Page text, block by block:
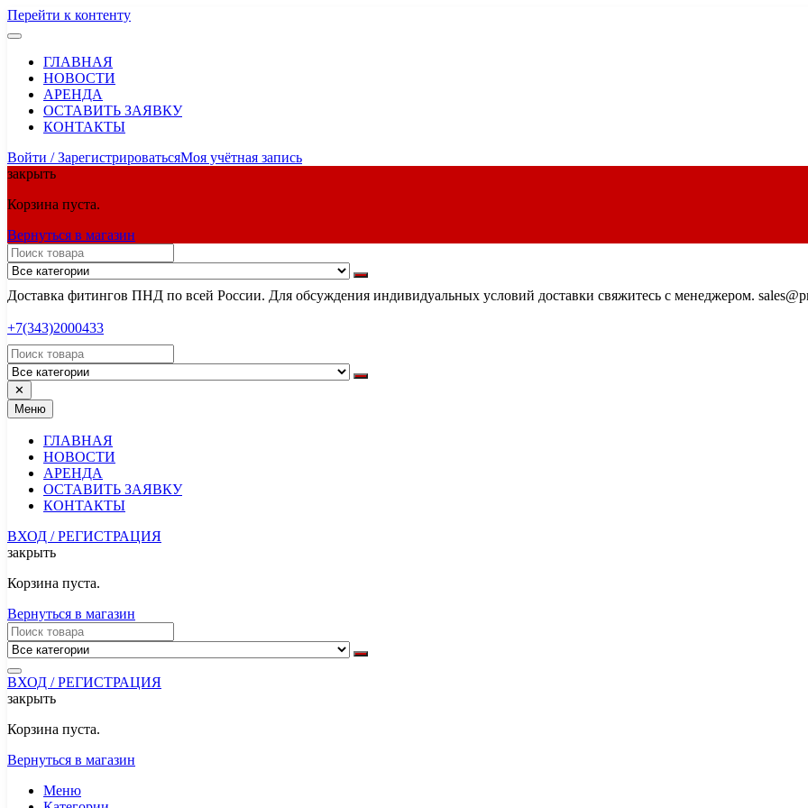
Перейти к контенту
ГЛАВНАЯ
НОВОСТИ
АРЕНДА
ОСТАВИТЬ ЗАЯВКУ
КОНТАКТЫ
Войти / ЗарегистрироватьсяМоя учётная запись
закрыть
Корзина пуста.
Вернуться в магазин
Доставка фитингов ПНД по всей России. Для обсуждения индивидуальных условий доставки свяжитесь с менеджером.
+7(343)2000433
✕
Меню
ГЛАВНАЯ
НОВОСТИ
АРЕНДА
ОСТАВИТЬ ЗАЯВКУ
КОНТАКТЫ
ВХОД / РЕГИСТРАЦИЯ
закрыть
Корзина пуста.
Вернуться в магазин
ВХОД / РЕГИСТРАЦИЯ
закрыть
Корзина пуста.
Вернуться в магазин
Меню